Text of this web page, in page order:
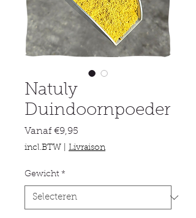
Natuly
Duindoornpoeder
Vanaf €9,95
incl.BTW Livraison
Gewicht *